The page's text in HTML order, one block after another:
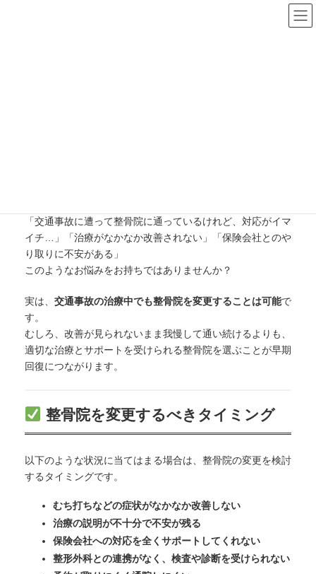
「交通事故に遭って整骨院に通っているけれど、対応がイマ
イチ…」「治療がなかなか改善されない」「保険会社とのや
り取りに不安がある」
このようなお悩みをお持ちではありませんか？
実は、 交通事故の治療中でも整骨院を変更することは可能で
す。
むしろ、改善が見られないまま我慢して通い続けるよりも、
適切な治療とサポートを受けられる整骨院を選ぶことが早期
回復につながります。
整骨院を変更するべきタイミング
以下のような状況に当てはまる場合は、整骨院の変更を検討
するタイミングです。
むち打ちなどの症状がなかなか改善しない
治療の説明が不十分で不安が残る
保険会社への対応を全くサポートしてくれない
整形外科との連携がなく、検査や診断を受けられない